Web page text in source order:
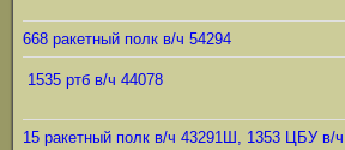
668 ракетный полк в/ч 54294
1535 ртб в/ч 44078
15 ракетный полк в/ч 43291Ш, 1353 ЦБУ в/